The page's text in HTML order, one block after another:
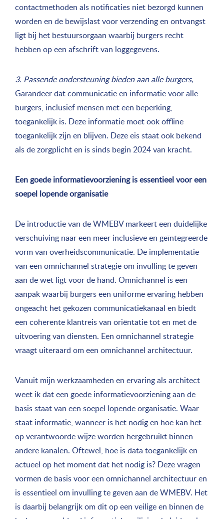
contactmethoden als notificaties niet bezorgd kunnen
worden en de bewijslast voor verzending en ontvangst
ligt bij het bestuursorgaan waarbij burgers recht
hebben op een afschrift van loggegevens.
3. Passende ondersteuning bieden aan alle burgers,
Garandeer dat communicatie en informatie voor alle
burgers, inclusief mensen met een beperking,
toegankelijk is. Deze informatie moet ook offline
toegankelijk zijn en blijven. Deze eis staat ook bekend
als de zorgplicht en is sinds begin 2024 van kracht.
Een goede informatievoorziening is essentieel voor een
soepel lopende organisatie
De introductie van de WMEBV markeert een duidelijke
verschuiving naar een meer inclusieve en geïntegreerde
vorm van overheidscommunicatie. De implementatie
van een omnichannel strategie om invulling te geven
aan de wet ligt voor de hand. Omnichannel is een
aanpak waarbij burgers een uniforme ervaring hebben
ongeacht het gekozen communicatiekanaal en biedt
een coherente klantreis van oriëntatie tot en met de
uitvoering van diensten. Een omnichannel strategie
vraagt uiteraard om een omnichannel architectuur.
Vanuit mijn werkzaamheden en ervaring als architect
weet ik dat een goede informatievoorziening aan de
basis staat van een soepel lopende organisatie. Waar
staat informatie, wanneer is het nodig en hoe kan het
op verantwoorde wijze worden hergebruikt binnen
andere kanalen. Oftewel, hoe is data toegankelijk en
actueel op het moment dat het nodig is? Deze vragen
vormen de basis voor een omnichannel architectuur en
is essentieel om invulling te geven aan de WMEBV. Het
is daarbij belangrijk om dit op een veilige en binnen de